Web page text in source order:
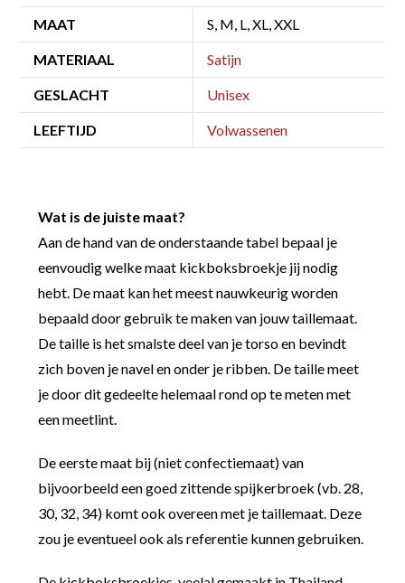
MAAT S, M, L, XL, XXL
MATERIAAL Satijn
GESLACHT Unisex
LEEFTIJD Volwassenen
Wat is de juiste maat?
Aan de hand van de onderstaande tabel bepaal je
eenvoudig welke maat kickboksbroekje jij nodig
hebt. De maat kan het meest nauwkeurig worden
bepaald door gebruik te maken van jouw taillemaat.
De taille is het smalste deel van je torso en bevindt
zich boven je navel en onder je ribben. De taille meet
je door dit gedeelte helemaal rond op te meten met
een meetlint.
De eerste maat bij (niet confectiemaat) van
bijvoorbeeld een goed zittende spijkerbroek (vb. 28,
30, 32, 34) komt ook overeen met je taillemaat. Deze
zou je eventueel ook als referentie kunnen gebruiken.